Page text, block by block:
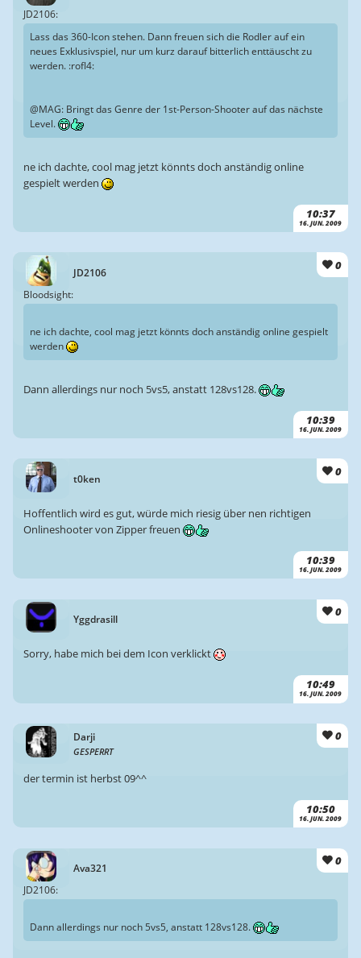
10:37
16. JUN. 2009
JD2106:
Lass das 360-Icon stehen. Dann freuen sich die Rodler auf ein
neues Exklusivspiel, nur um kurz darauf bitterlich enttäuscht zu
werden. :rofl4:
@MAG: Bringt das Genre der 1st-Person-Shooter auf das nächste
Level.
ne ich dachte, cool mag jetzt könnts doch anständig online
gespielt werden
JD2106
0
10:39
16. JUN. 2009
Bloodsight:
ne ich dachte, cool mag jetzt könnts doch anständig online gespielt
werden
Dann allerdings nur noch 5vs5, anstatt 128vs128.
t0ken
0
10:39
16. JUN. 2009
Hoffentlich wird es gut, würde mich riesig über nen richtigen
Onlineshooter von Zipper freuen
Yggdrasill
0
10:49
16. JUN. 2009
Sorry, habe mich bei dem Icon verklickt
Darji
GESPERRT
0
10:50
16. JUN. 2009
der termin ist herbst 09^^
Ava321
0
JD2106:
Dann allerdings nur noch 5vs5, anstatt 128vs128.